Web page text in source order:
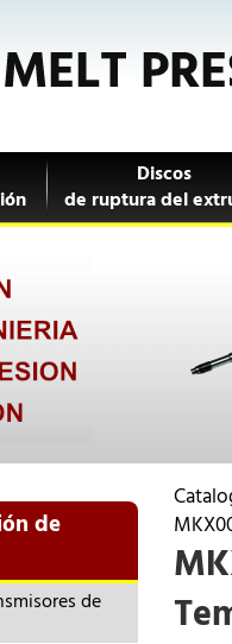
Discos
de ruptura del
de
de